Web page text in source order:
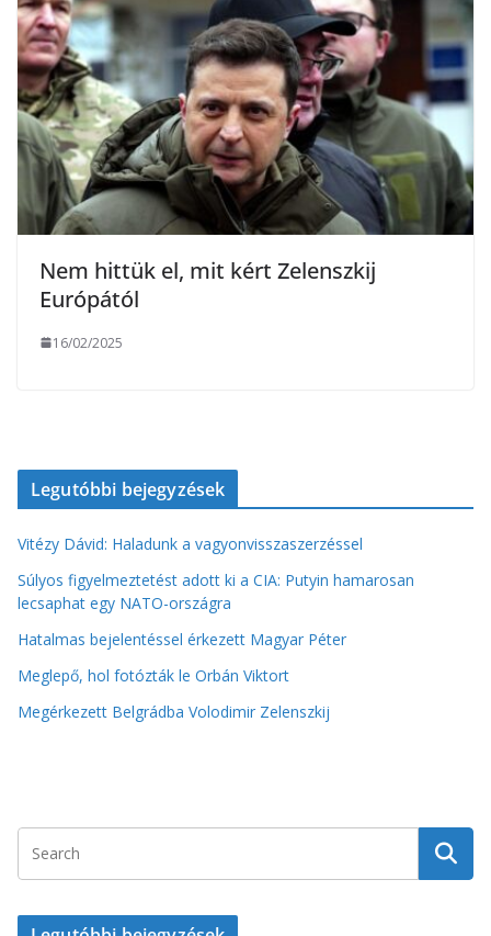
Nem hittük el, mit kért Zelenszkij
Európától
16/02/2025
Legutóbbi bejegyzések
Vitézy Dávid: Haladunk a vagyonvisszaszerzéssel
Súlyos figyelmeztetést adott ki a CIA: Putyin hamarosan
lecsaphat egy NATO-országra
Hatalmas bejelentéssel érkezett Magyar Péter
Meglepő, hol fotózták le Orbán Viktort
Megérkezett Belgrádba Volodimir Zelenszkij